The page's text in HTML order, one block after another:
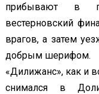
прибывают в
вестерновский
врагов, а затем
добрым шерифом.
«Дилижанс», как и
снимался в